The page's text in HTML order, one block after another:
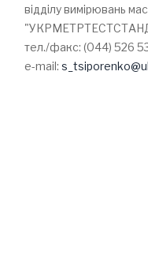
відділу вимірювань
тел./факс: (044) 526
e-mail: